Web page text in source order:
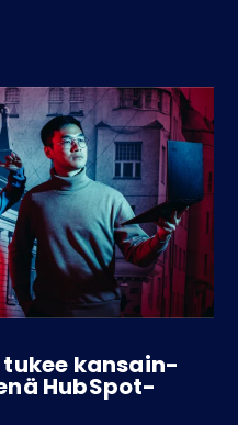
tukee kansain­
HubSpot-